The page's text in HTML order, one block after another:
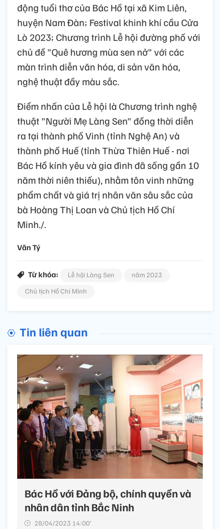
động tuổi thơ của Bác Hồ tại xã Kim Liên,
huyện Nam Đàn; Festival khinh khí cầu Cửa
Lò 2023; Chương trình Lễ hội đường phố với
chủ đề "Quê hương mùa sen nở" với các
màn trình diễn văn hóa, di sản văn hóa,
nghệ thuật đầy màu sắc.
Điểm nhấn của Lễ hội là Chương trình nghệ
thuật "Người Mẹ Làng Sen" đồng thời diễn
ra tại thành phố Vinh (tỉnh Nghệ An) và
thành phố Huế (tỉnh Thừa Thiên Huế - nơi
Bác Hồ kính yêu và gia đình đã sống gần 10
năm thời niên thiếu), nhằm tôn vinh những
phẩm chất và giá trị nhân văn sâu sắc của
bà Hoàng Thị Loan và Chủ tịch Hồ Chí
Minh./.
Văn Tý
Từ khóa: Lễ hội Làng Sen
năm 2023
Chủ tịch Hồ Chí Minh
Tin liên quan
Bác Hồ với Đảng bộ, chính quyền và
nhân dân tỉnh Bắc Ninh
28/04/2023 14:00’